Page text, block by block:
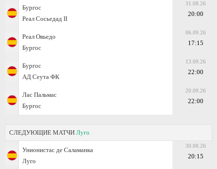
Бургос
Реал Сосьедад II
31.08.26
20:00
Реал Овьедо
Бургос
06.09.26
17:15
Бургос
АД Сеута ФК
13.09.26
22:00
Лас Пальмас
Бургос
20.09.26
22:00
СЛЕДУЮЩИЕ МАТЧИ Луго
Унионистас де Саламанка
Луго
30.08.26
20:15